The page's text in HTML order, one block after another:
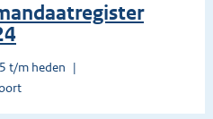
t/m heden